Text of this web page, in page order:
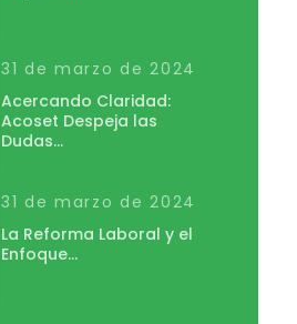
31 de marzo de 2024
Acercando Claridad:
Acoset Despeja las
Dudas…
31 de marzo de 2024
La Reforma Laboral y el
Enfoque…